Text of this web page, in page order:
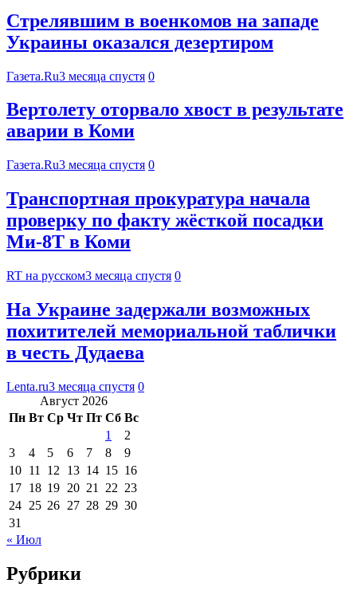
Стрелявшим в военкомов на западе
Украины оказался дезертиром
Газета.Ru3 месяца спустя 0
Вертолету оторвало хвост в результате
аварии в Коми
Газета.Ru3 месяца спустя 0
Транспортная прокуратура начала
проверку по факту жёсткой посадки
Ми-8Т в Коми
RT на русском3 месяца спустя 0
На Украине задержали возможных
похитителей мемориальной таблички
в честь Дудаева
Lenta.ru3 месяца спустя 0
Август 2026
Пн Вт Ср Чт Пт Сб Вс
1
2
3
4 5 6 7 8
9
10 11 12 13 14 15 16
17 18 19 20 21 22 23
24 25 26 27 28 29 30
31
« Июл
Рубрики